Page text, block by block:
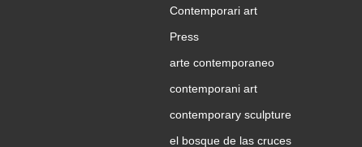
Contemporari art
Press
arte contemporaneo
contemporani art
contemporary sculpture
el bosque de las cruces